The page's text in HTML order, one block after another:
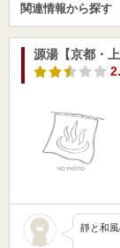
関連情報から探す
源湯【京都・上
靜と和風